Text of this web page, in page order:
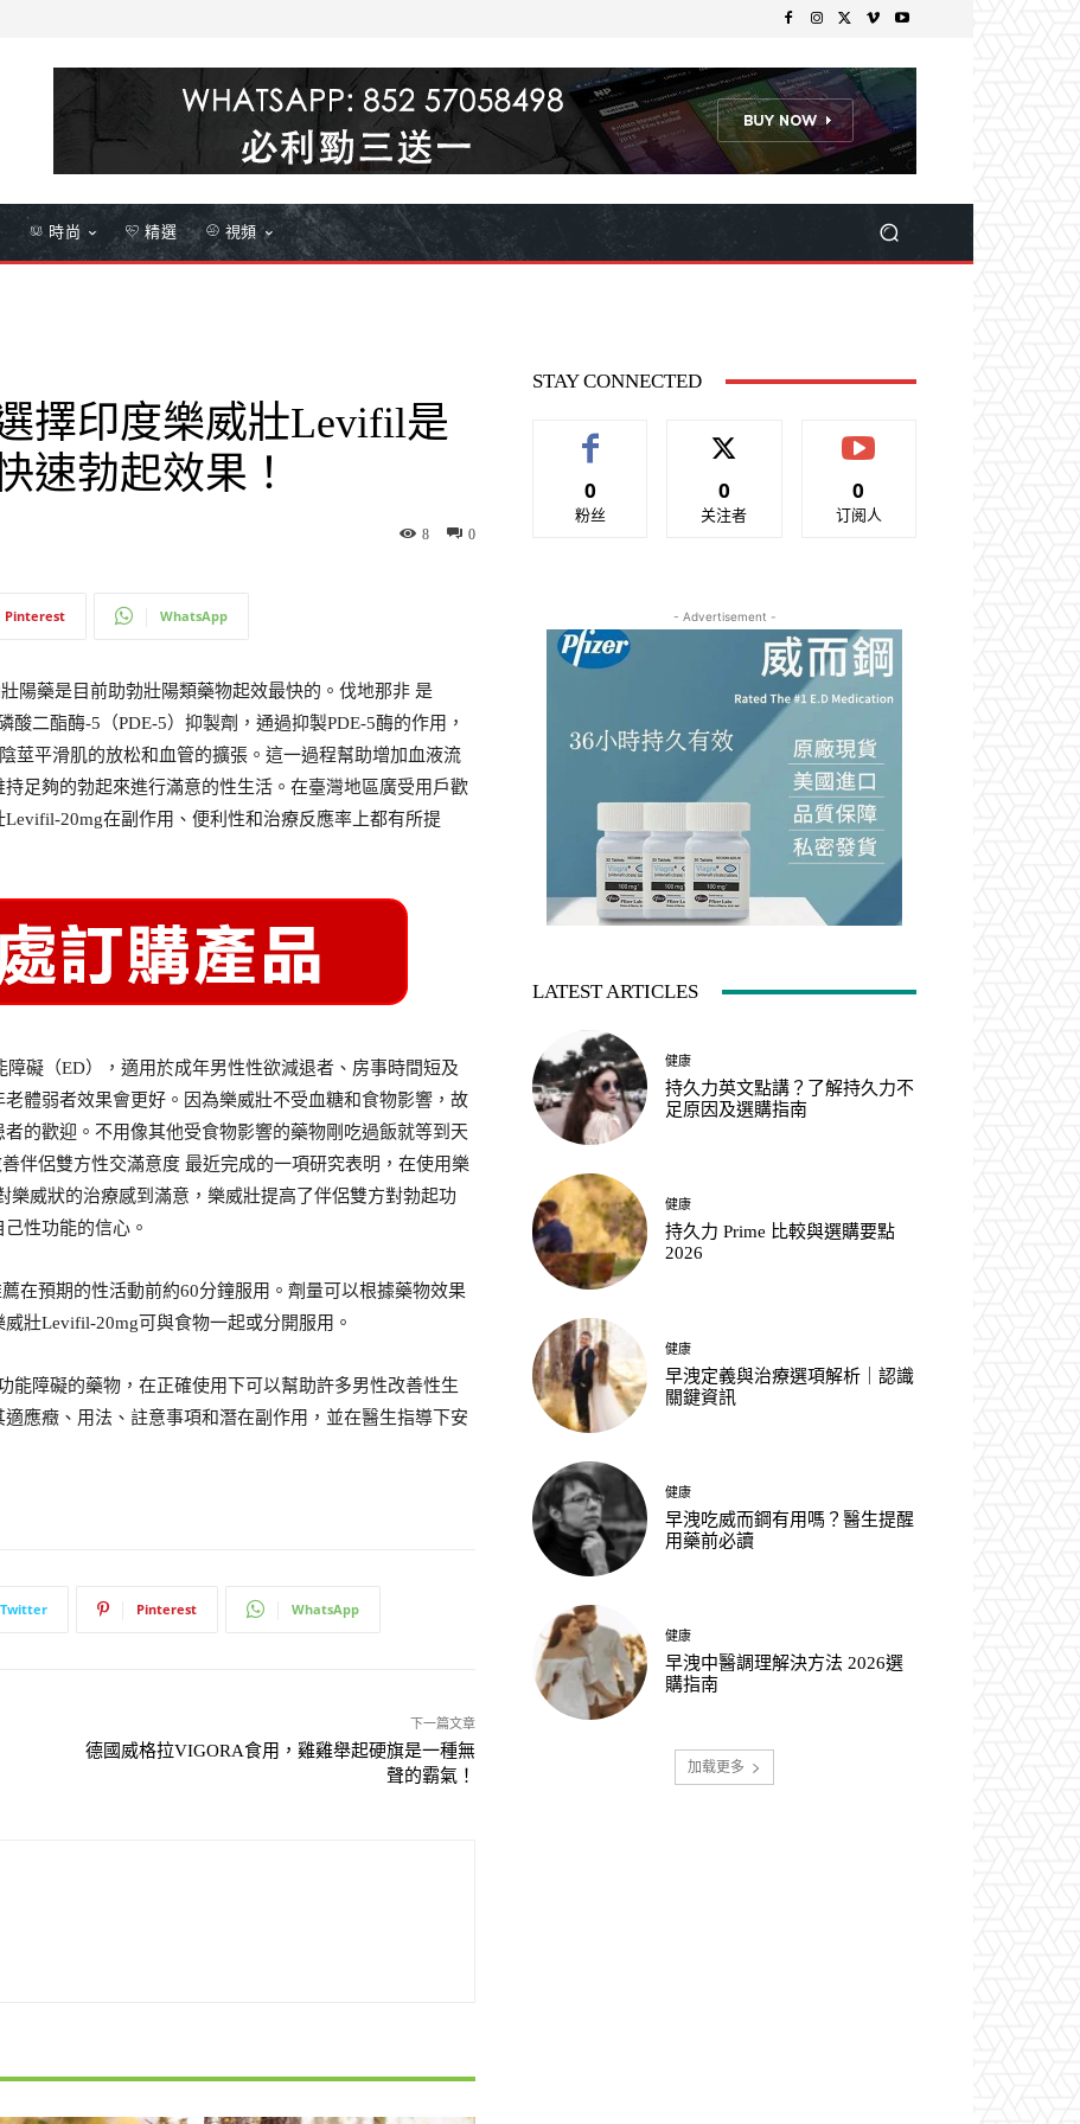
時尚 精選 視頻
擇印度樂威壯Levifil是
速勃起效果！
0
8
Pinterest WhatsApp
陽藥是目前助勃壯陽類藥物起效最快的。伐地那非 是
二酯酶-5（PDE-5）抑製劑，通過抑製PDE-5酶的作用，
莖平滑肌的放松和血管的擴張。這一過程幫助增加血液流
足夠的勃起來進行滿意的性生活。在臺灣地區廣受用戶歡
20mg在副作用、便利性和治療反應率上都有所提
礙（ED），適用於成年男性性欲減退者、房事時間短及
體弱者效果會更好。因為樂威壯不受血糖和食物影響，故
的歡迎。不用像其他受食物影響的藥物剛吃過飯就等到天
伴侶雙方性交滿意度 最近完成的一項研究表明，在使用樂
樂威狀的治療感到滿意，樂威壯提高了伴侶雙方對勃起功
性功能的信心。
在預期的性活動前約60分鐘服用。劑量可以根據藥物效果
壯Levifil-20mg可與食物一起或分開服用。
能障礙的藥物，在正確使用下可以幫助許多男性改善性生
應癥、用法、註意事項和潛在副作用，並在醫生指導下安
Twitter Pinterest WhatsApp
下一篇文章
德國威格拉VIGORA食用，雞雞舉起硬旗是一種無
聲的霸氣！
STAY CONNECTED
0
粉丝
0
关注者
0
订阅人
- Advertisement -
LATEST ARTICLES
健康
持久力英文點講？了解持久力不
足原因及選購指南
健康
持久力 Prime 比較與選購要點
2026
健康
早洩定義與治療選項解析｜認識
關鍵資訊
健康
早洩吃威而鋼有用嗎？醫生提醒
用藥前必讀
健康
早洩中醫調理解決方法 2026選
購指南
加载更多